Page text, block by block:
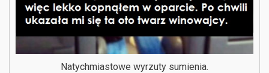
Natychmiastowe wyrzuty sumienia.